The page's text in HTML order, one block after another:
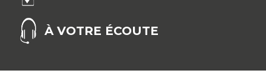
À VOTRE ÉCOUTE